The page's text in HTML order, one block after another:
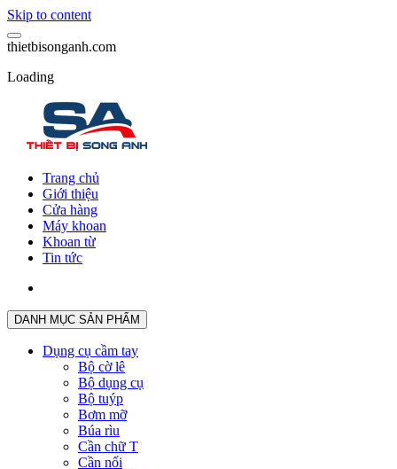
Skip to content
thietbisonganh.com
Loading
Trang chủ
Giới thiệu
Cửa hàng
Máy khoan
Khoan từ
Tin tức
DANH MỤC SẢN PHẨM
Dụng cụ cầm tay
Bộ cờ lê
Bộ dụng cụ
Bộ tuýp
Bơm mỡ
Búa rìu
Cần chữ T
Cần nối